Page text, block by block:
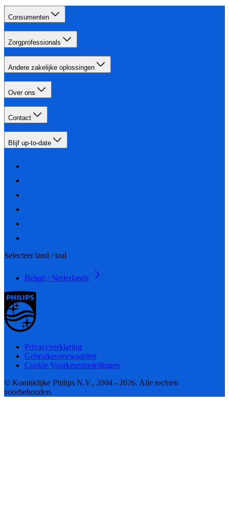
Consumenten
Zorgprofessionals
Andere zakelijke oplossingen
Over ons
Contact
Blijf up-to-date
Selecteer land / taal
België / Nederlands
Privacyverklaring
Gebruiksvoorwaarden
Cookie Voorkeursinstellingen
© Koninklijke Philips N.V., 2004 - 2026. Alle rechten
voorbehouden.